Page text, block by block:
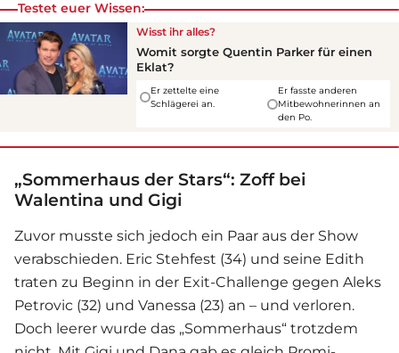
Testet euer Wissen:
Wisst ihr alles?
Womit sorgte Quentin Parker für einen
Eklat?
Er zettelte eine
Schlägerei an.
Er fasste anderen
Mitbewohnerinnen an
den Po.
„Sommerhaus der Stars“: Zoff bei
Walentina und Gigi
Zuvor musste sich jedoch ein Paar aus der Show
verabschieden. Eric Stehfest (34) und seine Edith
traten zu Beginn in der Exit-Challenge gegen Aleks
Petrovic (32) und Vanessa (23) an – und verloren.
Doch leerer wurde das „Sommerhaus“ trotzdem